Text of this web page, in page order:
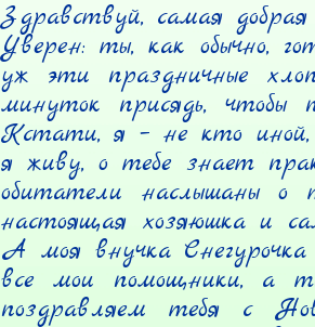
Здравствуй, самая
Уверен: ты, как обычно,
уж эти праздничные
минуток присядь, чтобы
Кстати, я – не кто иной,
я живу, о тебе знает
обитатели наслышаны о
настоящая хозяюшка и
А моя внучка
все мои помощники, а
поздравляем тебя с